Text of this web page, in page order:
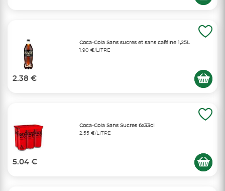
Coca-Cola Sans sucres et sans caféine 1,25L
1,90 €/LITRE
2.38 €
Coca-Cola Sans Sucres 6x33cl
2,55 €/LITRE
5.04 €